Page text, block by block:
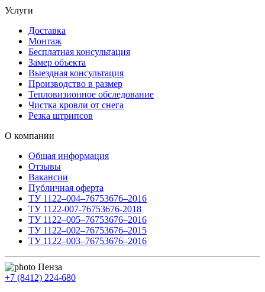
Услуги
Доставка
Монтаж
Бесплатная консультация
Замер объекта
Выездная консультация
Производство в размер
Тепловизионное обследование
Чистка кровли от снега
Резка штрипсов
О компании
Общая информация
Отзывы
Вакансии
Публичная оферта
ТУ 1122–004–76753676–2016
ТУ 1122-007-76753676-2018
ТУ 1122–005–76753676–2016
ТУ 1122–002–76753676–2015
ТУ 1122–003–76753676–2016
Пенза
+7 (8412) 224-680